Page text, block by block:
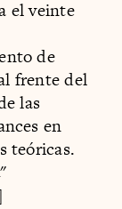
el veinte
de
frente del
las
en
teóricas.